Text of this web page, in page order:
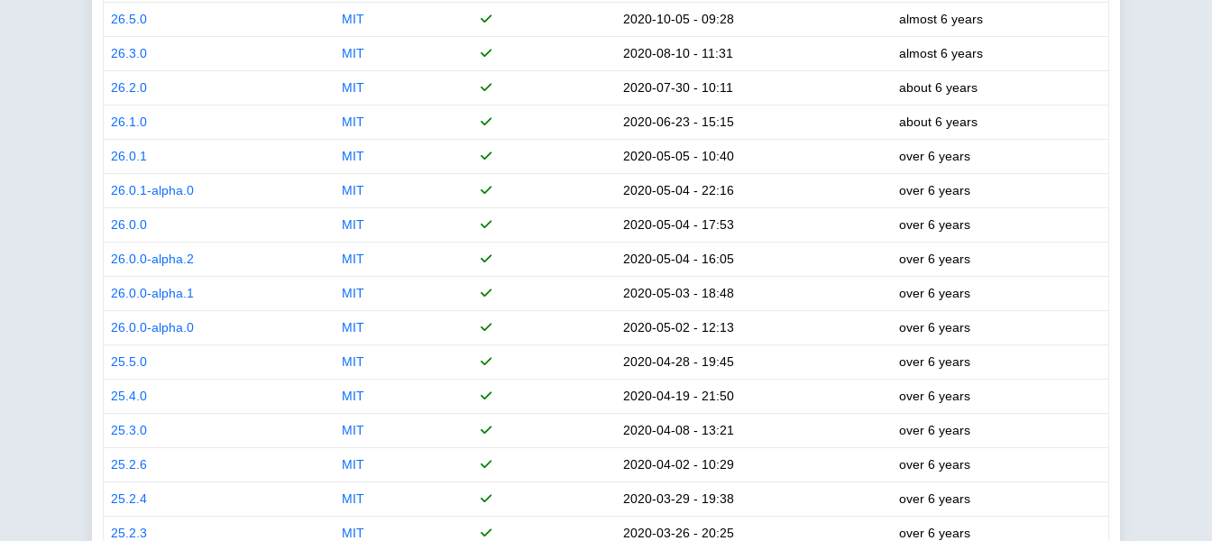
26.5.0 MIT 2020-10-05 - 09:28 almost 6 years
26.3.0 MIT 2020-08-10 - 11:31 almost 6 years
26.2.0 MIT 2020-07-30 - 10:11 about 6 years
26.1.0 MIT 2020-06-23 - 15:15 about 6 years
26.0.1 MIT 2020-05-05 - 10:40 over 6 years
26.0.1-alpha.0 MIT 2020-05-04 - 22:16 over 6 years
26.0.0 MIT 2020-05-04 - 17:53 over 6 years
26.0.0-alpha.2 MIT 2020-05-04 - 16:05 over 6 years
26.0.0-alpha.1 MIT 2020-05-03 - 18:48 over 6 years
26.0.0-alpha.0 MIT 2020-05-02 - 12:13 over 6 years
25.5.0 MIT 2020-04-28 - 19:45 over 6 years
25.4.0 MIT 2020-04-19 - 21:50 over 6 years
25.3.0 MIT 2020-04-08 - 13:21 over 6 years
25.2.6 MIT 2020-04-02 - 10:29 over 6 years
25.2.4 MIT 2020-03-29 - 19:38 over 6 years
25.2.3 MIT 2020-03-26 - 20:25 over 6 years